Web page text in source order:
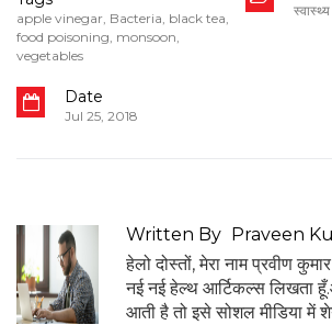
apple vinegar, Bacteria, black tea,
food poisoning, monsoon,
vegetables
Date
Jul 25, 2018
Written By
Praveen
हेलो दोस्तों, मेरा नाम प्रवीण
नई नई हेल्थ आर्टिकल्स लिखता
आती है तो इसे सोशल मीडिया